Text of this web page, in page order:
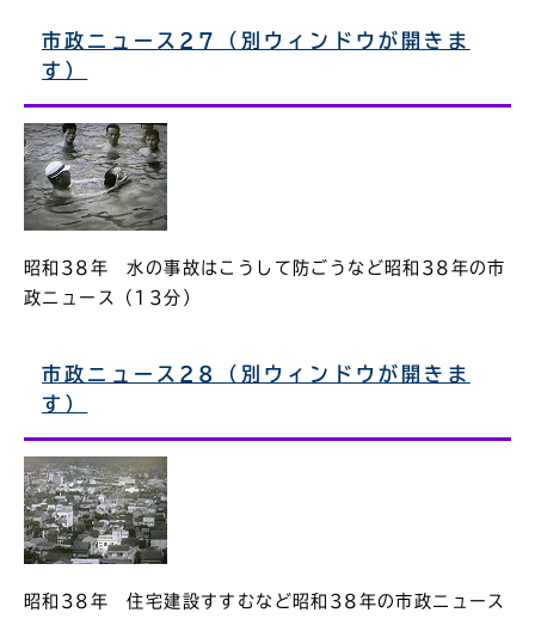
市政ニュース27（別ウィンドウが開きま
す）
昭和38年 水の事故はこうして防ごうなど昭和38年の市
政ニュース（13分）
市政ニュース28（別ウィンドウが開きま
す）
昭和38年 住宅建設すすむなど昭和38年の市政ニュース